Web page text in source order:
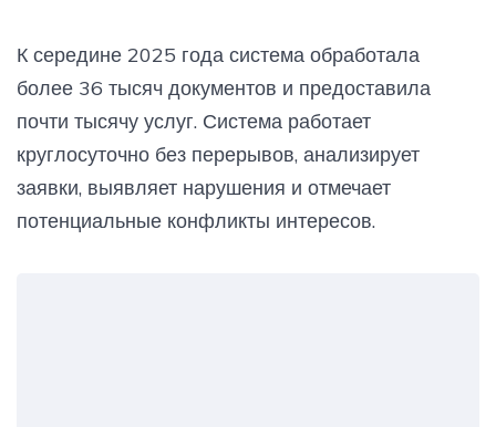
К середине 2025 года система обработала
более 36 тысяч документов и предоставила
почти тысячу услуг. Система работает
круглосуточно без перерывов, анализирует
заявки, выявляет нарушения и отмечает
потенциальные конфликты интересов.